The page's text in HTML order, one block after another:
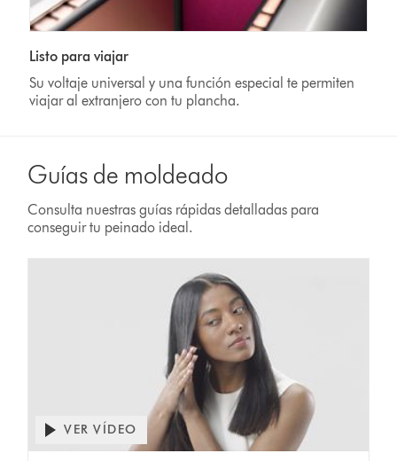
Listo para viajar
Su voltaje universal y una función especial te permiten
viajar al extranjero con tu plancha.
Guías de moldeado
Consulta nuestras guías rápidas detalladas para
conseguir tu peinado ideal.
VER VÍDEO